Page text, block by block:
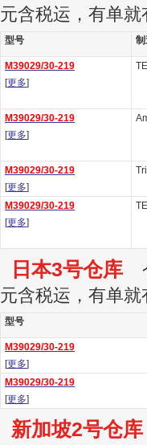
元含税运，有单
型号
M39029/30-219
[更多]
M39029/30-219
[更多]
M39029/30-219
[更多]
M39029/30-219
[更多]
日本3号仓库
元含税运，有单
型号
M39029/30-219
[更多]
M39029/30-219
[更多]
新加坡2号仓库